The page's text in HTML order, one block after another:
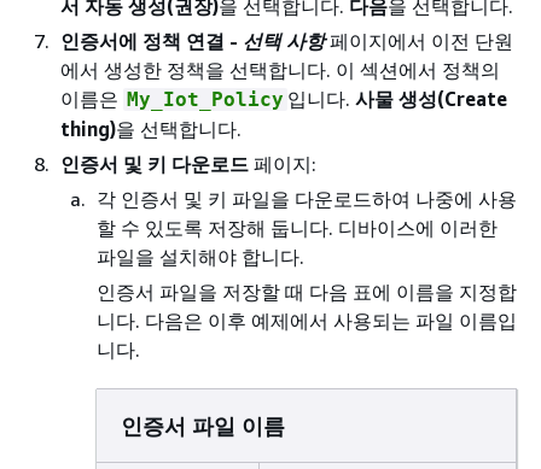
서 자동 생성(권장)을 선택합니다. 다음을 선택합니다.
인증서에 정책 연결 - 선택 사항페이지에서 이전 단원
에서 생성한 정책을 선택합니다. 이 섹션에서 정책의
이름은 My_Iot_Policy 입니다. 사물 생성(Create
thing)을 선택합니다.
인증서 및 키 다운로드 페이지:
각 인증서 및 키 파일을 다운로드하여 나중에 사용
할 수 있도록 저장해 둡니다. 디바이스에 이러한
파일을 설치해야 합니다.
인증서 파일을 저장할 때 다음 표에 이름을 지정합
니다. 다음은 이후 예제에서 사용되는 파일 이름입
니다.
인증서 파일 이름